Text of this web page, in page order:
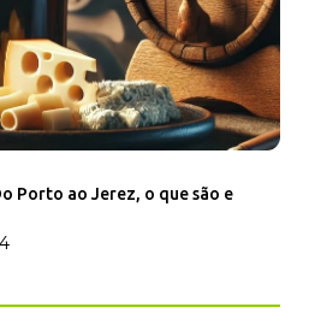
Porto ao Jerez, o que são e